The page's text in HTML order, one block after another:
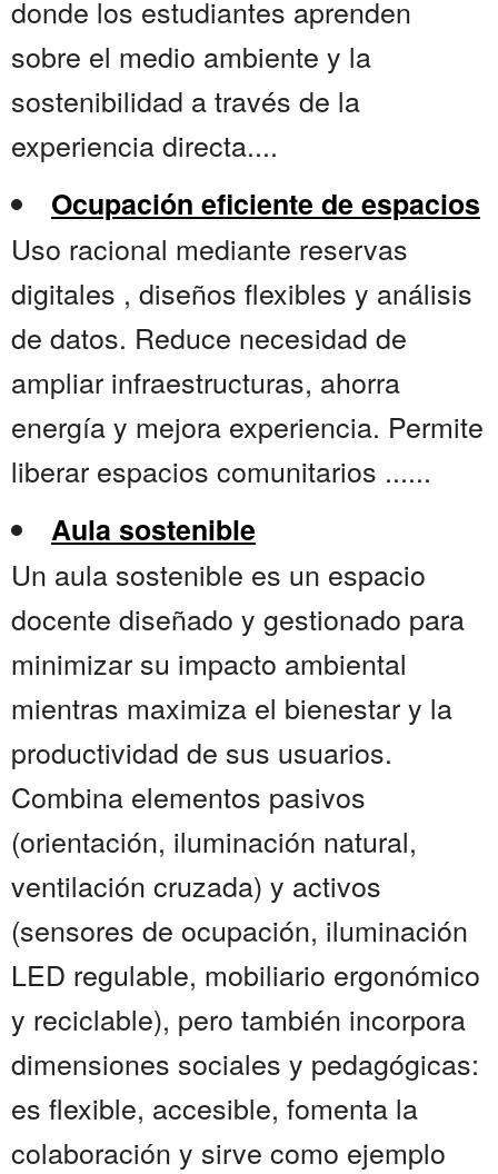
donde los estudiantes aprenden
sobre el medio ambiente y la
sostenibilidad a través de la
experiencia directa....
Ocupación eficiente de espacios
Uso racional mediante reservas
digitales , diseños flexibles y análisis
de datos. Reduce necesidad de
ampliar infraestructuras, ahorra
energía y mejora experiencia. Permite
liberar espacios comunitarios ......
Aula sostenible
Un aula sostenible es un espacio
docente diseñado y gestionado para
minimizar su impacto ambiental
mientras maximiza el bienestar y la
productividad de sus usuarios.
Combina elementos pasivos
(orientación, iluminación natural,
ventilación cruzada) y activos
(sensores de ocupación, iluminación
LED regulable, mobiliario ergonómico
y reciclable), pero también incorpora
dimensiones sociales y pedagógicas:
es flexible, accesible, fomenta la
colaboración y sirve como ejemplo